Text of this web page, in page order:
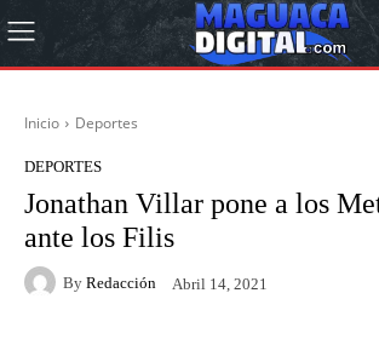
Inicio Deportes
DEPORTES
Jonathan Villar pone a los
ante los Filis
By Redacción Abril 14, 2021